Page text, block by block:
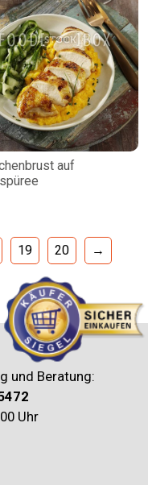
auf
19 20 →
und Beratung:
Uhr